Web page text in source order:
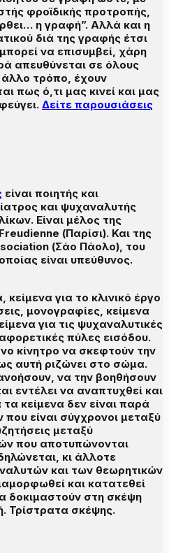
φροϊδικής προτροπής,
η γραφή”. Αλλά και η
διά της γραφής έτσι
να επισυμβεί, χάρη
απευθύνεται σε όλους
τρόπο, έχουν
πως ό,τι μας κινεί και μας
Δείτε παρουσιάσεις
είναι ποιητής και
και ψυχαναλυτής
Είναι μέλος της
(Παρίσι). Και της
(Σάο Πάολο), του
είναι υπεύθυνος.
για το κλινικό έργο
μονογραφίες, κείμενα
για τις ψυχαναλυτικές
πύλες εισόδου.
κίνητρο να σκεφτούν την
αυτή ριζώνει στο σώμα.
να την βοηθήσουν
εντέλει να αναπτυχθεί και
κείμενα δεν είναι παρά
είναι σύγχρονοι μεταξύ
μεταξύ
που αποτυπώνονται
κι άλλοτε
και των θεωρητικών
και κατατεθεί
δοκιμαστούν στη σκέψη
Τρίστρατα σκέψης.